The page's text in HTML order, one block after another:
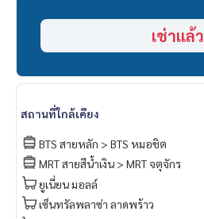
เช่าแล้ว
สถานที่ใกล้เคียง
BTS สายหลัก > BTS หมอชิต
MRT สายสีน้ำเงิน > MRT จตุจักร
ยูเนี่ยน มอลล์
เซ็นทรัลพลาซ่า ลาดพร้าว